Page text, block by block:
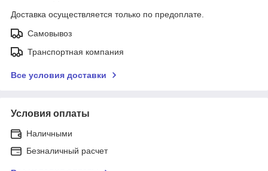
Доставка осуществляется только по предоплате.
Самовывоз
Транспортная компания
Все условия доставки
Условия оплаты
Наличными
Безналичный расчет